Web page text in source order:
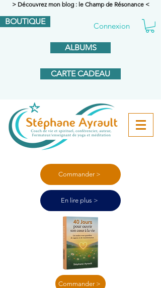
> Découvrez mon blog : le Champ de Résonance <
BOUTIQUE Connexion
ALBUMS
CARTE CADEAU
Commander >
En lire plus >
Commander >